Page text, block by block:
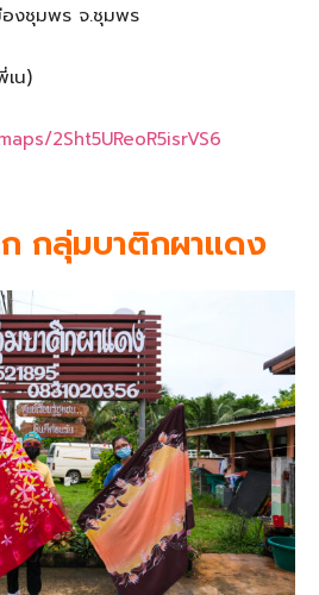
องชุมพร จ.ชุมพร
น)
2Sht5UReoR5isrVS6
กลุ่มบาติกผาแดง